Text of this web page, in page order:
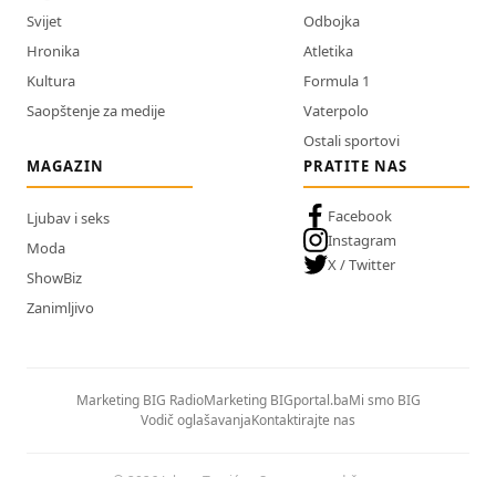
Svijet
Hronika
Kultura
Saopštenje za medije
Odbojka
Atletika
Formula 1
Vaterpolo
Ostali sportovi
MAGAZIN
Ljubav i seks
Moda
ShowBiz
Zanimljivo
PRATITE NAS
Facebook
Instagram
X / Twitter
Marketing BIG RadioMarketing BIGportal.baMi smo BIG
Vodič oglašavanjaKontaktirajte nas